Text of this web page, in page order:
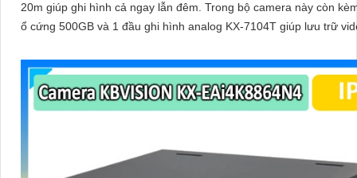
20m giúp ghi hình cả ngay lẫn đêm. Trong bộ camera này còn
ổ cứng 500GB và 1 đầu ghi hình analog KX-7104T giúp lưu trữ